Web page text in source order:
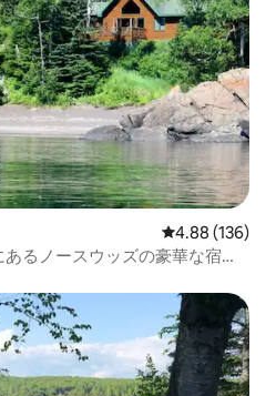
レビュー136
4.88 (136)
るノースウッズの豪華な宿泊